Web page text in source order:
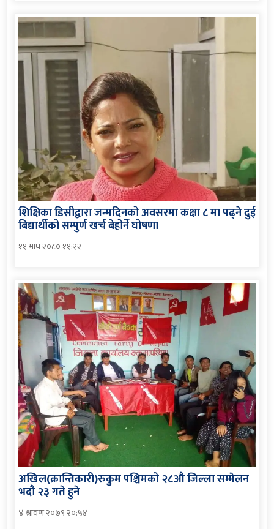
शिक्षिका डिसीद्वारा जन्मदिनको अवसरमा कक्षा ८ मा पढ्ने दुई
बिद्यार्थीको सम्पुर्ण खर्च बेहोर्ने घोषणा
११ माघ २०८० ११:२२
अखिल(क्रान्तिकारी)रुकुम पश्चिमको २८औ जिल्ला सम्मेलन
भदौ २३ गते हुने
४ श्रावण २०७९ २०:५४